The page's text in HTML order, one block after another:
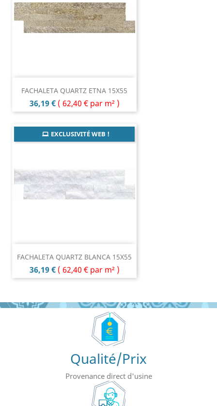
FACHALETA QUARTZ ETNA 15X55
Prix
36,19 € ( 62,40 € par m² )
FACHALETA QUARTZ BLANCA 15X55
Prix
36,19 € ( 62,40 € par m² )
EXCLUSIVITÉ WEB !
Qualité/Prix
Provenance direct d'usine